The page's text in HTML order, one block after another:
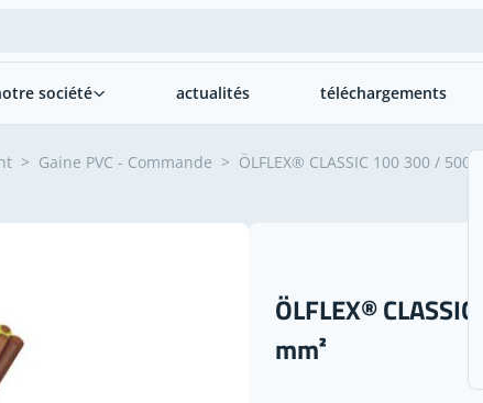
société actualités téléchargements
> Gaine PVC - Commande > ÖLFLEX® CLASSIC 100 300 / 500 V
ÖLFLEX®
mm²